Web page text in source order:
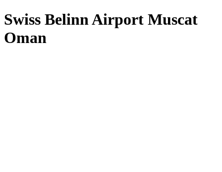
Swiss Belinn Airport Muscat
Oman